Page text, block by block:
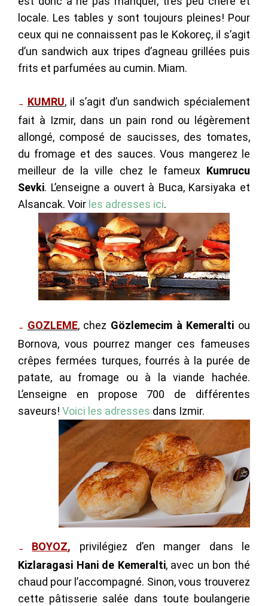
locale. Les tables y sont toujours pleines! Pour
ceux qui ne connaissent pas le Kokoreç, il s’agit
d’un sandwich aux tripes d’agneau grillées puis
frits et parfumées au cumin. Miam.
→ KUMRU, il s’agit d’un sandwich spécialement
fait à Izmir, dans un pain rond ou légèrement
allongé, composé de saucisses, des tomates,
du fromage et des sauces. Vous mangerez le
meilleur de la ville chez le fameux Kumrucu
Sevki. L’enseigne a ouvert à Buca, Karsiyaka et
Alsancak. Voir les adresses ici.
→ GOZLEME, chez Gözlemecim à Kemeralti ou
Bornova, vous pourrez manger ces fameuses
crêpes fermées turques, fourrés à la purée de
patate, au fromage ou à la viande hachée.
L’enseigne en propose 700 de différentes
saveurs! Voici les adresses dans Izmir.
→ BOYOZ, privilégiez d’en manger dans le
Kizlaragasi Hani de Kemeralti, avec un bon thé
chaud pour l’accompagné. Sinon, vous trouverez
cette pâtisserie salée dans toute boulangerie